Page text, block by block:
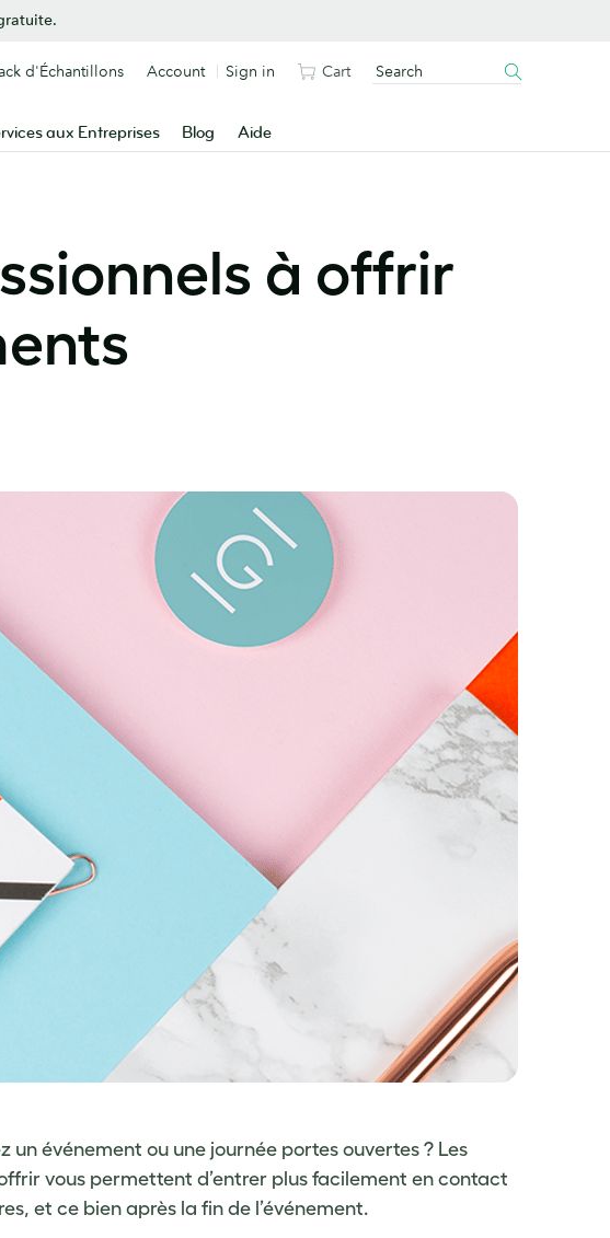
aux Entreprises Blog Aide
d'Échantillons Account Sign in Cart
à offrir
événement ou une journée portes ouvertes ? Les
vous permettent d’entrer plus facilement en contact
et ce bien après la fin de l’événement.